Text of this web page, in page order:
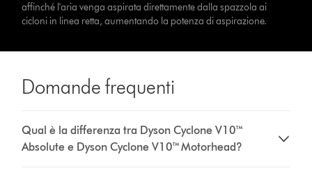
affinché l'aria venga aspirata direttamente dalla spazzola ai
cicloni in linea retta, aumentando la potenza di aspirazione.
Domande frequenti
Qual è la differenza tra Dyson Cyclone V10™
Absolute e Dyson Cyclone V10™ Motorhead?